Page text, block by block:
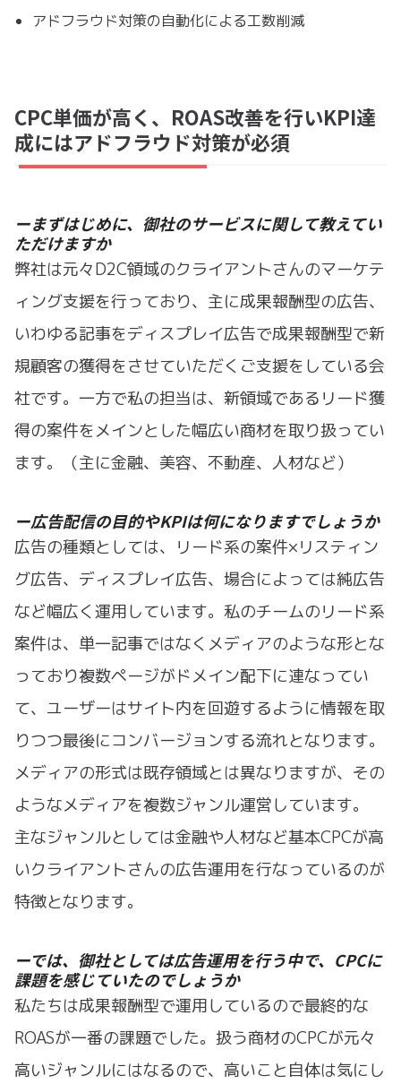
アドフラウド対策の自動化による工数削減
CPC単価が高く、ROAS改善を行いKPI達
成にはアドフラウド対策が必須
ーまずはじめに、御社のサービスに関して教えてい
ただけますか
弊社は元々D2C領域のクライアントさんのマーケテ
ィング支援を行っており、主に成果報酬型の広告、
いわゆる記事をディスプレイ広告で成果報酬型で新
規顧客の獲得をさせていただくご支援をしている会
社です。一方で私の担当は、新領域であるリード獲
得の案件をメインとした幅広い商材を取り扱ってい
ます。（主に金融、美容、不動産、人材など）
ー広告配信の目的やKPIは何になりますでしょうか
広告の種類としては、リード系の案件×リスティン
グ広告、ディスプレイ広告、場合によっては純広告
など幅広く運用しています。私のチームのリード系
案件は、単一記事ではなくメディアのような形とな
っており複数ページがドメイン配下に連なってい
て、ユーザーはサイト内を回遊するように情報を取
りつつ最後にコンバージョンする流れとなります。
メディアの形式は既存領域とは異なりますが、その
ようなメディアを複数ジャンル運営しています。
主なジャンルとしては金融や人材など基本CPCが高
いクライアントさんの広告運用を行なっているのが
特徴となります。
ーでは、御社としては広告運用を行う中で、CPCに
課題を感じていたのでしょうか
私たちは成果報酬型で運用しているので最終的な
ROASが一番の課題でした。扱う商材のCPCが元々
高いジャンルにはなるので、高いこと自体は気にし